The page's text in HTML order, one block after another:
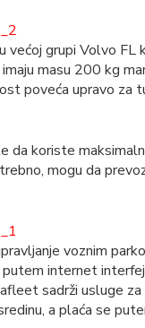
grupi Volvo FL
masu 200 kg
poveća upravo za
da koriste
mogu da
voznim
internet
sadrži usluge za
a plaća se